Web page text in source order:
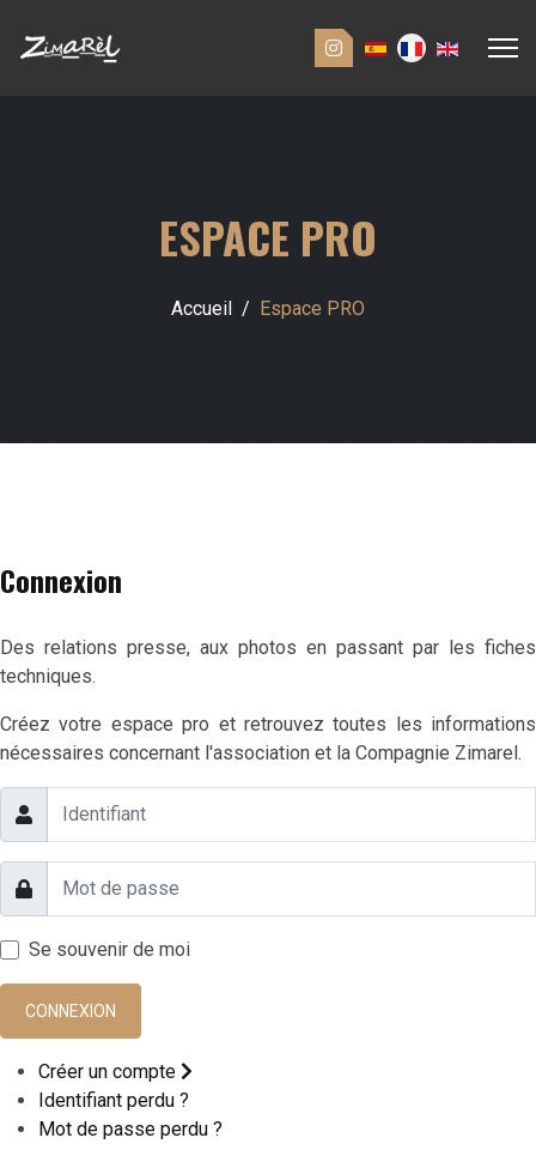
ESPACE PRO
Accueil Espace PRO
Connexion
Des relations presse, aux photos en passant par les fiches
techniques.
Créez votre espace pro et retrouvez toutes les informations
nécessaires concernant l'association et la Compagnie Zimarel.
Se souvenir de moi
CONNEXION
Créer un compte
Identifiant perdu ?
Mot de passe perdu ?